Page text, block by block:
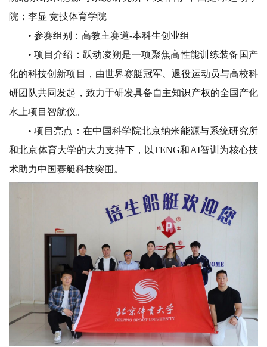
院； 李显 竞技体育学院
• 参赛组别： 高教主赛道-本科生创业组
• 项目介绍： 跃动凌朔是一项聚焦高性能训练装备国产
化的科技创新项目，由世界赛艇冠军、退役运动员与高校科
研团队共同发起，致力于研发具备自主知识产权的全国产化
水上项目智航仪。
• 项目亮点：在中国科学院北京纳米能源与系统研究所
和北京体育大学的大力支持下，以TENG和AI智训为核心技
术助力中国赛艇科技突围。